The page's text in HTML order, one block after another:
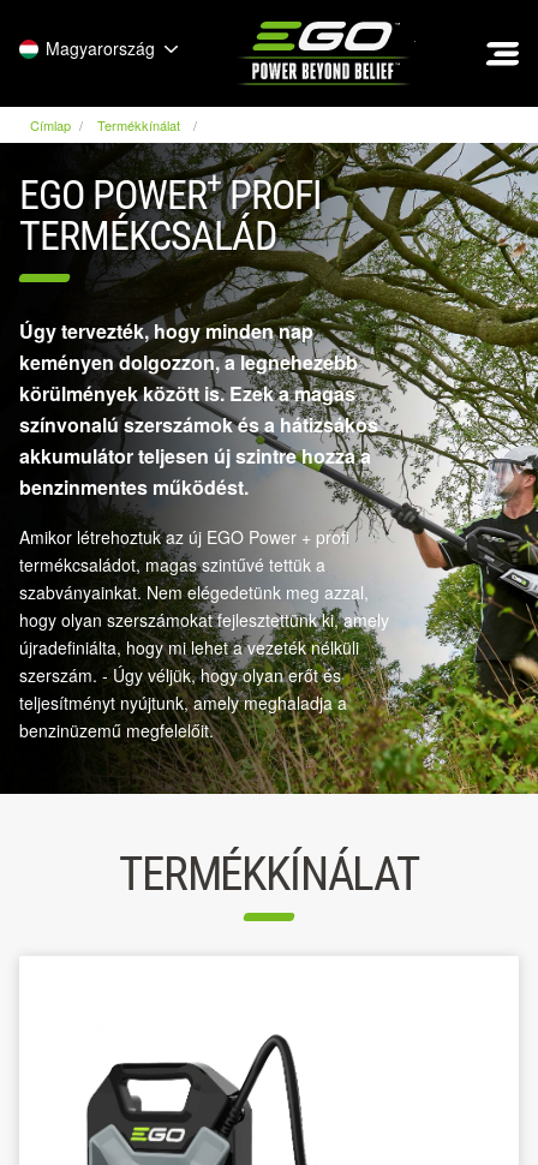
Magyarország
Címlap Termékkínálat
EGO POWER+PROFI
TERMÉKCSALÁD
Úgy tervezték, hogy minden nap
keményen dolgozzon, a legnehezebb
körülmények között is. Ezek a magas
színvonalú szerszámok és a hátizsákos
akkumulátor teljesen új szintre hozza a
benzinmentes működést.
Amikor létrehoztuk az új EGO Power + profi
termékcsaládot, magas szintűvé tettük a
szabványainkat. Nem elégedetünk meg azzal,
hogy olyan szerszámokat fejlesztettünk ki, amely
újradefiniálta, hogy mi lehet a vezeték nélküli
szerszám. - Úgy véljük, hogy olyan erőt és
teljesítményt nyújtunk, amely meghaladja a
benzinüzemű megfelelőit.
TERMÉKKÍNÁLAT